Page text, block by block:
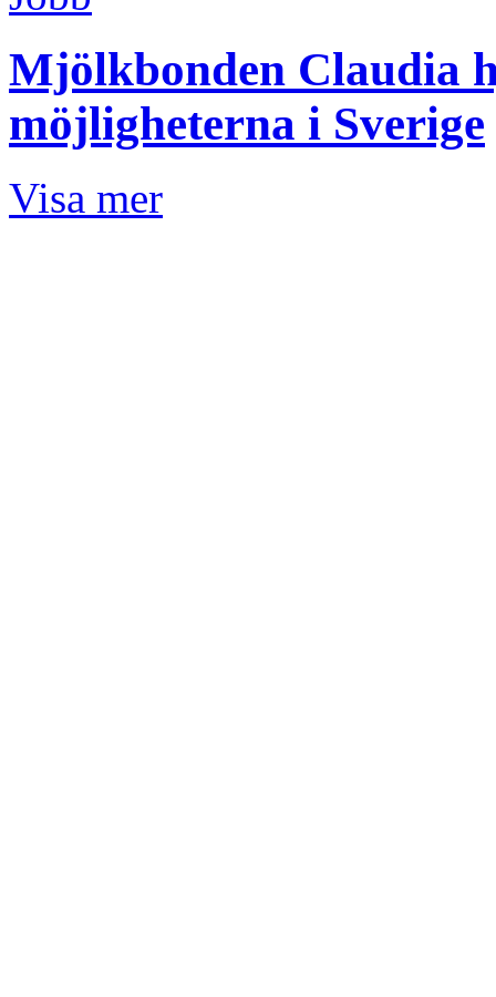
Mjölkbonden Claudia
möjligheterna i Sverige
Visa mer